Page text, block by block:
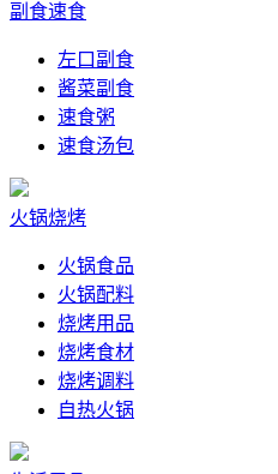
副食速食
左口副食
酱菜副食
速食粥
速食汤包
火锅烧烤
火锅食品
火锅配料
烧烤用品
烧烤食材
烧烤调料
自热火锅